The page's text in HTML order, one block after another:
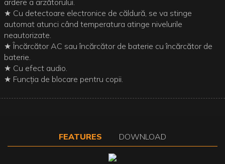
★ Cu detectoare electronice de căldură, se va stinge
automat atunci când temperatura atinge nivelurile
neautorizate.
★ Încărcător AC sau încărcător de baterie cu încărcător de
baterie.
★ Cu efect audio.
★ Funcția de blocare pentru copii.
FEATURES DOWNLOAD